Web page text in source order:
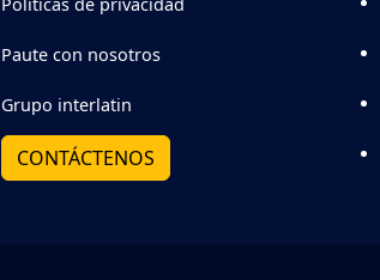
Políticas de privacidad
Paute con nosotros
Grupo interlatin
CONTÁCTENOS